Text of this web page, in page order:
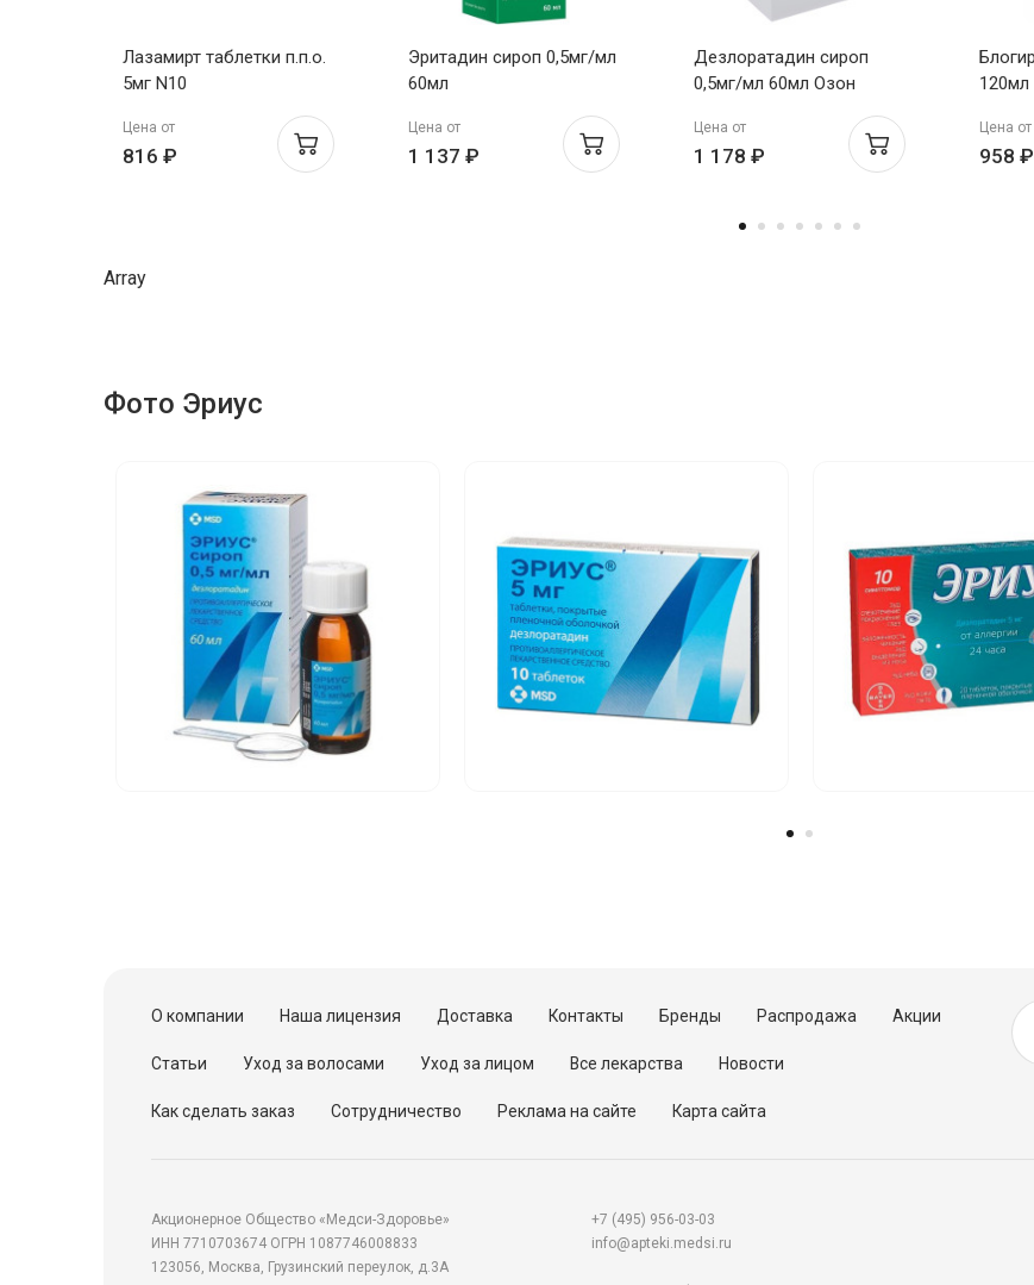
Лазамирт таблетки п.п.о.
5мг N10
Цена от
816 ₽
Эритадин сироп 0,5мг/мл
60мл
Цена от
1 137 ₽
Дезлоратадин сироп
0,5мг/мл 60мл Озон
Цена от
1 178 ₽
120мл
Цена от
958 ₽
Array
Фото Эриус
О компании Наша лицензия Доставка Контакты Бренды Распродажа Акции
Статьи Уход за волосами Уход за лицом Все лекарства Новости
Как сделать заказ Сотрудничество Реклама на сайте Карта сайта
Акционерное Общество «Медси-Здоровье»
ИНН 7710703674 ОГРН 1087746008833
123056, Москва, Грузинский переулок, д.3А
+7 (495) 956-03-03
info@apteki.medsi.ru